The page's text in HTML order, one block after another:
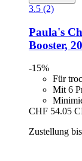
3.5 (2)
Paula's
Booster,
-15%
Für
Mit 6
CHF 54.05
Zustellung